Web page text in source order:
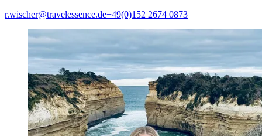
r.wischer@travelessence.de+49(0)152 2674 0873